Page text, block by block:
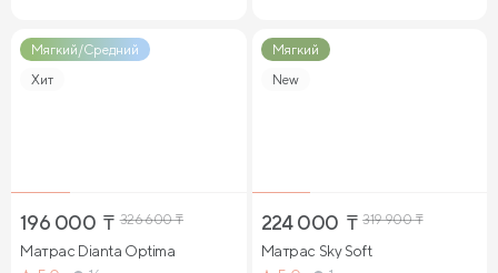
Мягкий/Средний
Хит
196 000 ₸ 326 600₸
Матрас Dianta Optima
Мягкий
New
224 000 ₸ 319 900₸
Матрас Sky Soft